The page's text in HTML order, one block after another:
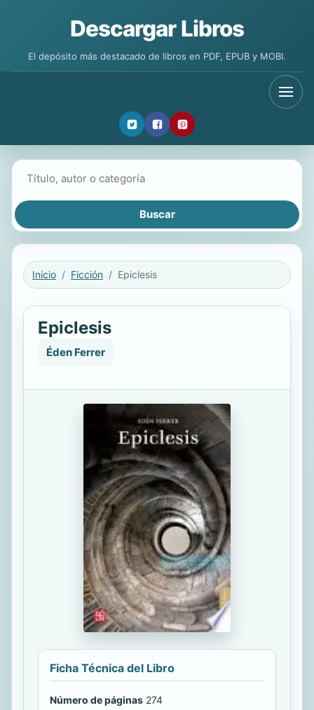
Descargar Libros
El depósito más destacado de libros en PDF, EPUB y MOBI.
Inicio Ficción Epiclesis
Epiclesis
Éden Ferrer
Ficha Técnica del Libro
Número de páginas 274